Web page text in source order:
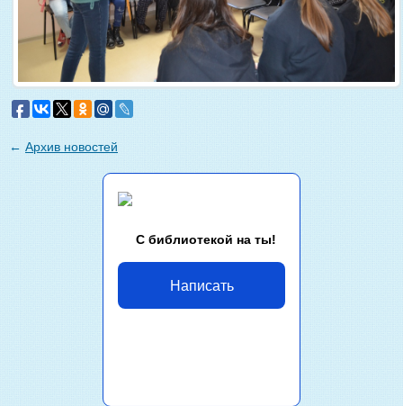
← Архив новостей
С библиотекой на ты!
Написать